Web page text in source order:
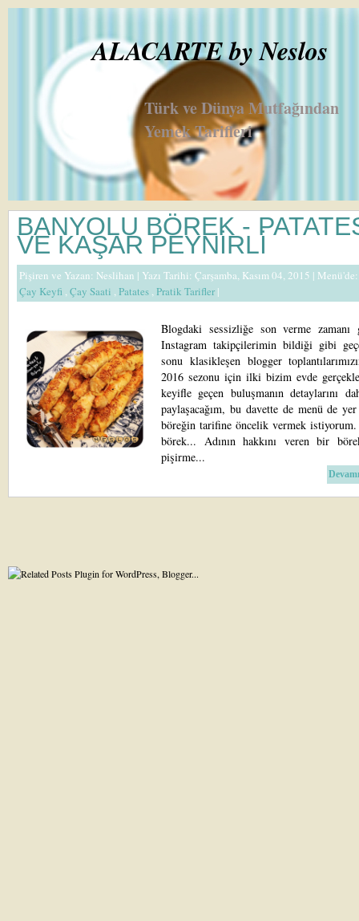
ALACARTE by Neslos
Türk ve Dünya Mutfağından
Yemek Tarifleri
BANYOLU BÖREK -
VE KAŞAR PEYNİRLİ
Pişiren ve Yazan: Neslihan | Yazı Tarihi: Çarşamba, Kasım 04, 2015 |
Çay Keyfi ,Çay Saati ,Patates ,Pratik Tarifler|
Blogdaki sessizliğe son verme zamanı
Instagram takipçilerimin bildiği gibi
sonu klasikleşen blogger
2016 sezonu için ilki bizim evde
keyifle geçen buluşmanın detaylarını
paylaşacağım, bu davette de menü de
böreğin tarifine öncelik vermek istiyorum.
börek... Adının hakkını veren bir
pişirme...